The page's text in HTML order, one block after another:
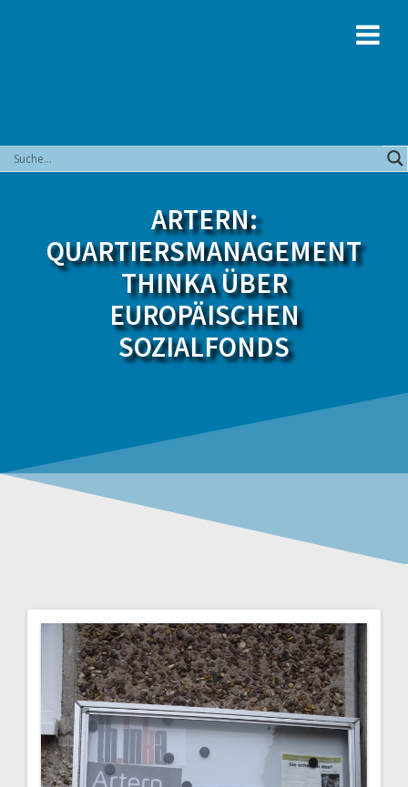
ARTERN:
QUARTIERSMANAGEMENT
THINKA ÜBER
EUROPÄISCHEN
SOZIALFONDS